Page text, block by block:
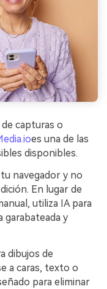
capturas o
es una de las
disponibles.
navegador y no
En lugar de
utiliza IA para
garabateada y
dibujos de
a caras, texto o
para eliminar